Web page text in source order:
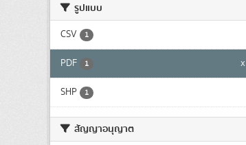
รูปแบบ
CSV 1
PDF 1 x
SHP 1
สัญญาอนุญาต